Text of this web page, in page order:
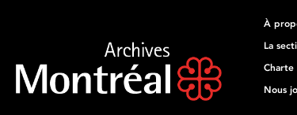
À
La
Charte
Nous